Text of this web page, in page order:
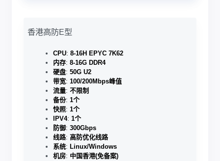
香港高防E型
CPU: 8-16H EPYC 7K62
内存: 8-16G DDR4
硬盘: 50G U2
带宽: 100/200Mbps峰值
流量: 不限制
备份: 1个
快照: 1个
IPV4: 1个
防御: 300Gbps
线路: 高防优化线路
系统: Linux/Windows
机房: 中国香港(免备案)